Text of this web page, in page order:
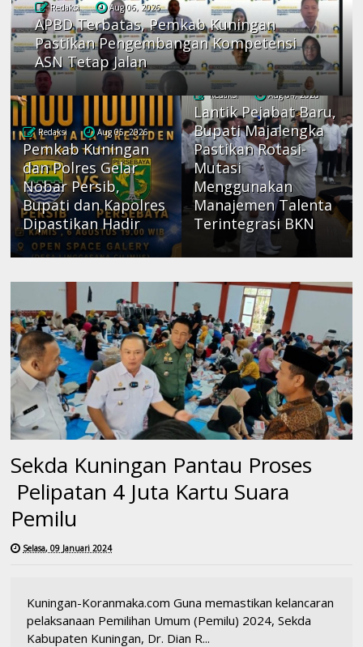
Redaksi Aug 06, 2026
APBD Terbatas, Pemkab Kuningan
Pastikan Pengembangan Kompetensi
ASN Tetap Jalan
Redaksi Aug 05, 2026
Pemkab Kuningan
dan Polres Gelar
Nobar Persib,
Bupati dan Kapolres
Dipastikan Hadir
Redaksi Aug 04, 2026
Lantik Pejabat Baru,
Bupati Majalengka
Pastikan Rotasi-
Mutasi
Menggunakan
Manajemen Talenta
Terintegrasi BKN
Sekda Kuningan Pantau Proses
Pelipatan 4 Juta Kartu Suara
Pemilu
Selasa, 09 Januari 2024
Kuningan-Koranmaka.com Guna memastikan kelancaran
pelaksanaan Pemilihan Umum (Pemilu) 2024, Sekda
Kabupaten Kuningan, Dr. Dian R...